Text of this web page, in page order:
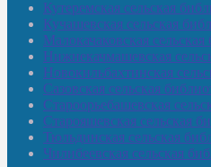
Кутеремская сельская
Кучашевская сельская
Малокачаковская
Нижнекачмашевская
Новокильбахтинская
Сазовская сельская
Староорьебашевская
Старояшевская сельская
Тюльдинская сельская
Чилибеевская сельская